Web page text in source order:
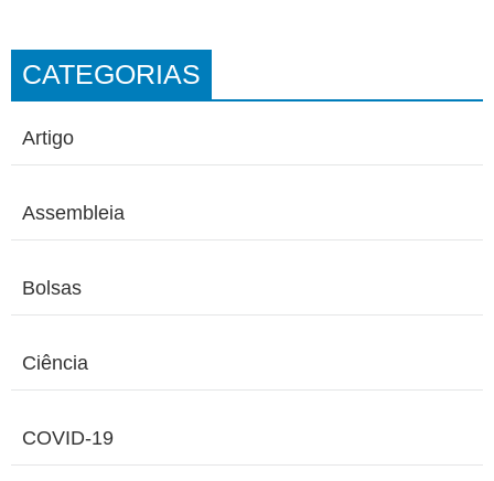
CATEGORIAS
Artigo
Assembleia
Bolsas
Ciência
COVID-19